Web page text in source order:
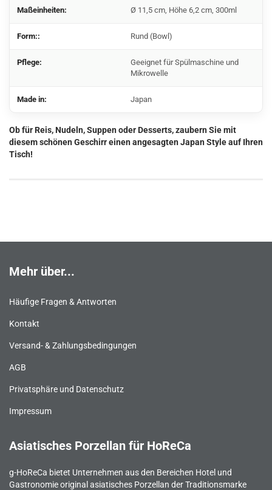
Maßeinheiten: Ø 11,5 cm, Höhe 6,2 cm, 300ml
Form:: Rund (Bowl)
Pflege:
Geeignet für Spülmaschine und
Mikrowelle
Made in: Japan
Ob für Reis, Nudeln, Suppen oder Desserts, zaubern Sie mit
diesem schönen Geschirr einen angesagten Japan Style auf Ihren
Tisch!
Mehr über...
Häufige Fragen & Antworten
Kontakt
Versand- & Zahlungsbedingungen
AGB
Privatsphäre und Datenschutz
Impressum
Asiatisches Porzellan für HoReCa
g-HoReCa bietet Unternehmen aus den Bereichen Hotel und
Gastronomie original asiatisches Porzellan der Traditionsmarke